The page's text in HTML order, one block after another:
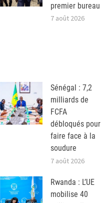
premier bureau
7 août 2026
Sénégal : 7,2
milliards de
FCFA
débloqués pour
faire face à la
soudure
7 août 2026
Rwanda : L’UE
mobilise 40